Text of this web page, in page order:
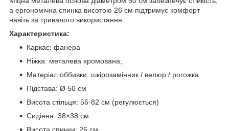
а ергономічна спинка висотою 26 см підтримує комфорт
навіть за тривалого використання.
Характеристика:
Каркас: фанера
Ніжка: металева хромована;
Матеріал оббивки: шкірозамінник / велюр / рогожка
Підстава: Ø 50 см
Висота стільця: 56-82 см (регулюється)
Сидіння: 38×38 см